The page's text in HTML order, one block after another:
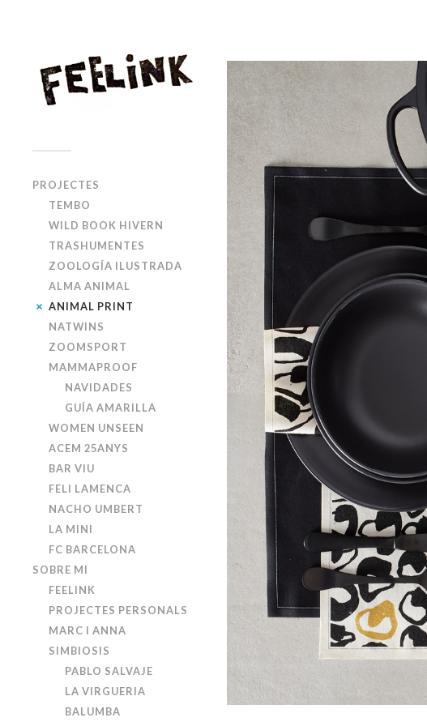
PROJECTES
TEMBO
WILD BOOK HIVERN
TRASHUMENTES
ZOOLOGÍA ILUSTRADA
ALMA ANIMAL
ANIMAL PRINT
NATWINS
ZOOMSPORT
MAMMAPROOF
NAVIDADES
GUÍA AMARILLA
WOMEN UNSEEN
ACEM 25ANYS
BAR VIU
FELI LAMENCA
NACHO UMBERT
LA MINI
FC BARCELONA
SOBRE MI
FEELINK
PROJECTES PERSONALS
MARC I ANNA
SIMBIOSIS
PABLO SALVAJE
LA VIRGUERIA
BALUMBA